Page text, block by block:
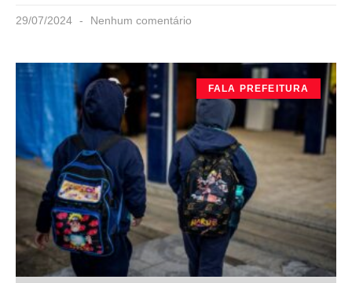
29/07/2024 Nenhum comentário
FALA PREFEITURA